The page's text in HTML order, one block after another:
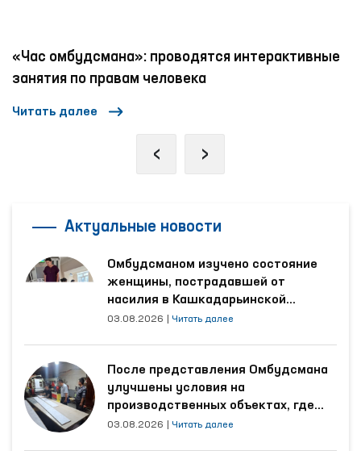
«Час омбудсмана»: проводятся интерактивные
занятия по правам человека
Читать далее
‹ ›
Актуальные новости
Омбудсманом изучено состояние
женщины, пострадавшей от
насилия в Кашкадарьинской
области
03.08.2026 Читать далее
После представления Омбудсмана
улучшены условия на
производственных объектах, где
трудятся осуждённые
03.08.2026 Читать далее